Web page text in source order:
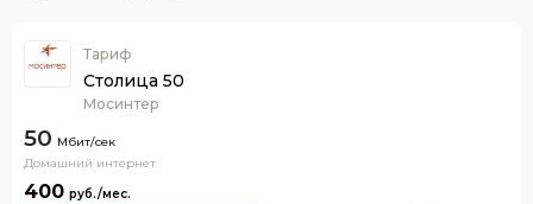
Тариф
Столица 50
Мосинтер
50
Домашний интернет
400